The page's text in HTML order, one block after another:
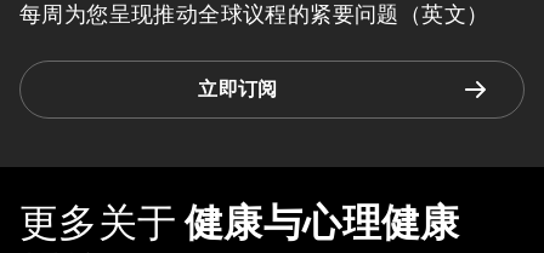
每周为您呈现推动全球议程的紧要问题（英文）
立即订阅
更多关于 健康与心理健康